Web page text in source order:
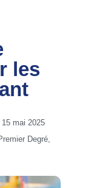
les
15 mai 2025
Degré,